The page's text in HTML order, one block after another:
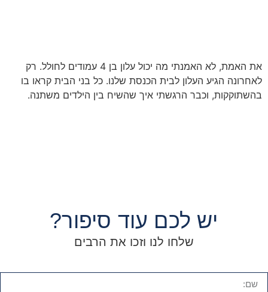
את האמת, לא האמנתי מה יכול עלון בן 4 עמודים לחולל. רק
לאחרונה הגיע העלון לבית הכנסת שלנו. כל בני הבית קראו בו
בהשתוקקות, וכבר הרגשתי איך שהשיח בין הילדים משתנה.
יש לכם עוד סיפור?
שלחו לנו וזכו את הרבים